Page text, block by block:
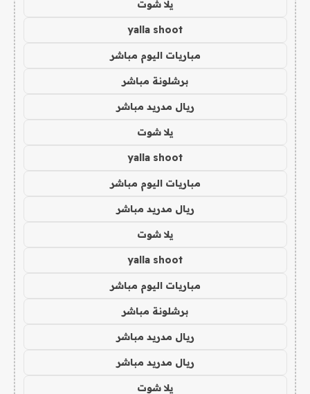
يلا شوت
yalla shoot
مباريات اليوم مباشر
برشلونة مباشر
ريال مدريد مباشر
يلا شوت
yalla shoot
مباريات اليوم مباشر
ريال مدريد مباشر
يلا شوت
yalla shoot
مباريات اليوم مباشر
برشلونة مباشر
ريال مدريد مباشر
ريال مدريد مباشر
يلا شوت